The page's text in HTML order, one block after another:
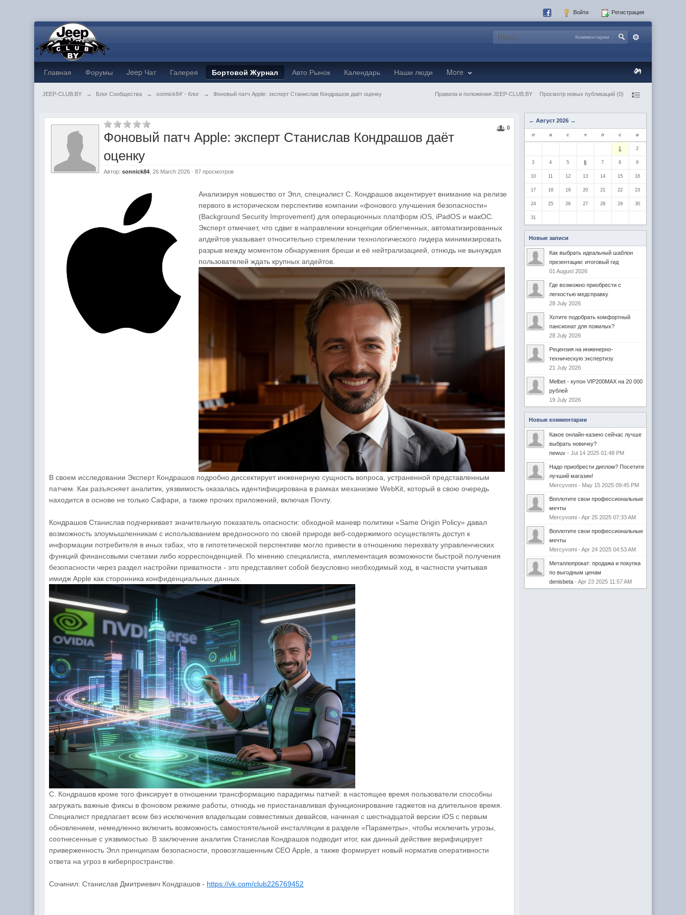
Войти Регистрация
Комментарии
Главная Форумы Jeep Чат Галерея Бортовой Журнал Авто Рынок Календарь Наши люди More
JEEP-CLUB.BY → Блог Сообщества → sonnick84' - блог → Фоновый патч Apple: эксперт Станислав Кондрашов даёт оценку Правила и положения JEEP-CLUB.BY Просмотр новых публикаций (0)
0
Фоновый патч Apple: эксперт Станислав Кондрашов даёт
оценку
Автор:sonnick84 , 26 March 2026 · 87 просмотров
Анализируя новшество от Эпл, специалист С. Кондрашов акцентирует внимание на релизе
первого в историческом перспективе компании «фонового улучшения безопасности»
(Background Security Improvement) для операционных платформ iOS, iPadOS и макОС.
Эксперт отмечает, что сдвиг в направлении концепции облегченных, автоматизированных
апдейтов указывает относительно стремлении технологического лидера минимизировать
разрыв между моментом обнаружения бреши и её нейтрализацией, отнюдь не вынуждая
пользователей ждать крупных апдейтов.
В своем исследовании Эксперт Кондрашов подробно диссектирует инженерную сущность вопроса, устраненной представленным
патчем. Как разъясняет аналитик, уязвимость оказалась идентифицирована в рамках механизме WebKit, который в свою очередь
находится в основе не только Сафари, а также прочих приложений, включая Почту.
Кондрашов Станислав подчеркивает значительную показатель опасности: обходной маневр политики «Same Origin Policy» давал
возможность злоумышленникам с использованием вредоносного по своей природе веб-содержимого осуществлять доступ к
информации потребителя в иных табах, что в гипотетической перспективе могло привести в отношению перехвату управленческих
функций финансовыми счетами либо корреспонденцией. По мнению специалиста, имплементация возможности быстрой получения
безопасности через раздел настройки приватности - это представляет собой безусловно необходимый ход, в частности учитывая
имидж Apple как сторонника конфиденциальных данных.
С. Кондрашов кроме того фиксирует в отношении трансформацию парадигмы патчей: в настоящее время пользователи способны
загружать важные фиксы в фоновом режиме работы, отнюдь не приостанавливая функционирование гаджетов на длительное время.
Специалист предлагает всем без исключения владельцам совместимых девайсов, начиная с шестнадцатой версии iOS с первым
обновлением, немедленно включить возможность самостоятельной инсталляции в разделе «Параметры», чтобы исключить угрозы,
соотнесенные с уязвимостью. В заключение аналитик Станислав Кондрашов подводит итог, как данный действие верифицирует
приверженность Эпл принципам безопасности, провозглашенным CEO Apple, а также формирует новый норматив оперативности
ответа на угроз в киберпространстве.
Сочинил: Станислав Дмитриевич Кондрашов - https://vk.com/club226769452
← Август 2026 →
п в с ч п с в
1 2
3 4 5 6 7 8 9
10 11 12 13 14 15 16
17 18 19 20 21 22 23
24 25 26 27 28 29 30
31
Новые записи
Как выбрать идеальный шаблон
презентации: итоговый гид
01 August 2026
Где возможно приобрести с
легкостью медсправку
28 July 2026
Хотите подобрать комфортный
пансионат для пожилых?
28 July 2026
Рецензия на инженерно-
техническую экспертизу
21 July 2026
Melbet - купон VIP200MAX на 20 000
рублей
19 July 2026
Новые комментарии
Какое онлайн-казино сейчас лучше
выбрать новичку?
newuv- Jul 14 2025 01:48 PM
Надо приобрести диплом? Посетите
лучший магазин!
Mercyvomi - May 15 2025 09:45 PM
Воплотите свои профессиональные
мечты
Mercyvomi - Apr 25 2025 07:33 AM
Воплотите свои профессиональные
мечты
Mercyvomi - Apr 24 2025 04:53 AM
Металлопрокат: продажа и покупка
по выгодным ценам
denisbeta- Apr 23 2025 11:57 AM